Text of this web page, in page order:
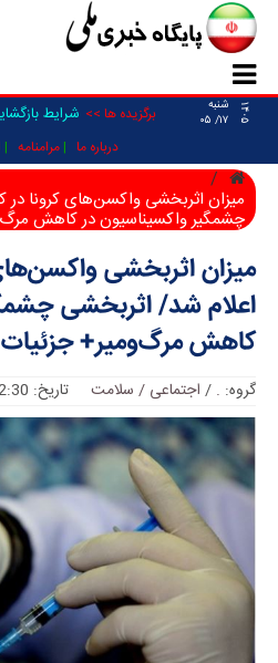
۱۴۰۵
شنبه
۱۷/ ۰۵
برگزیده ها >> شرایط
درباره ما مرامنامه
میزان اثربخشی واکسن‌های کرونا
چشمگیر واکسیناسیون در کاهش
میزان اثربخشی
اعلام شد/ اثربخشی
کاهش مرگ‌ومیر+ جزئیات
گروه: .
/ اجتماعی / سلامت تاریخ: 12:30 :: 2021/11/16